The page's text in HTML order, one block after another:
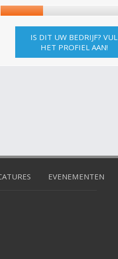
IS DIT UW BEDRIJF? VUL
HET PROFIEL AAN!
EVENEMENTEN